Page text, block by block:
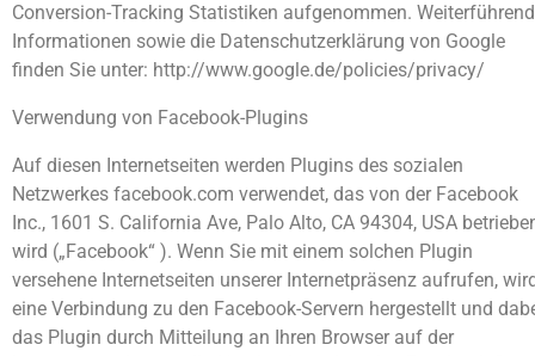
Conversion-Tracking Statistiken aufgenommen.
Informationen sowie die Datenschutzerklärung von Google
finden Sie unter: http://www.google.de/policies/privacy/
Verwendung von Facebook-Plugins
Auf diesen Internetseiten werden Plugins des sozialen
Netzwerkes facebook.com verwendet, das von der Facebook
Inc., 1601 S. California Ave, Palo Alto, CA 94304, USA
wird („Facebook“ ). Wenn Sie mit einem solchen Plugin
versehene Internetseiten unserer Internetpräsenz aufrufen,
eine Verbindung zu den Facebook-Servern hergestellt und
das Plugin durch Mitteilung an Ihren Browser auf der